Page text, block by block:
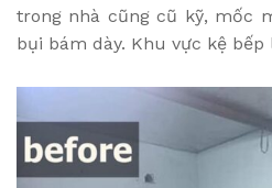
trong nhà cũng cũ kỹ, mốc
bụi bám dày. Khu vực kệ